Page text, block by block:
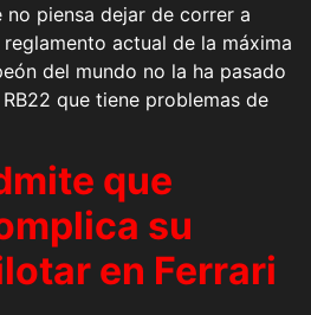
no piensa dejar de correr a
actual de la máxima
del mundo no la ha pasado
que tiene problemas de
que
su
en Ferrari